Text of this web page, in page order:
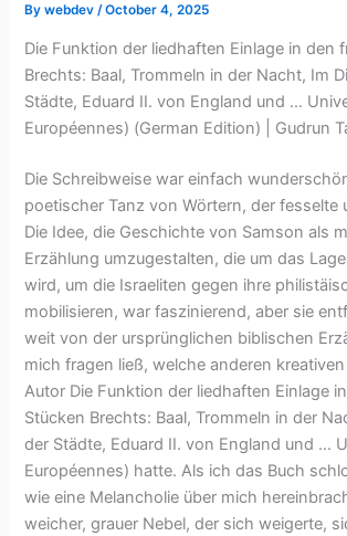
Bywebdev /October 4, 2025
Die Funktion der liedhaften Einlage in den
Brechts: Baal, Trommeln in der Nacht, Im
Städte, Eduard II. von England und …
Européennes) (German Edition) | Gudrun
Die Schreibweise war einfach
poetischer Tanz von Wörtern, der fesselte
Die Idee, die Geschichte von Samson als
Erzählung umzugestalten, die um das
wird, um die Israeliten gegen ihre
mobilisieren, war faszinierend, aber sie
weit von der ursprünglichen biblischen
mich fragen ließ, welche anderen
Autor Die Funktion der liedhaften Einlage
Stücken Brechts: Baal, Trommeln in der
der Städte, Eduard II. von England und …
Européennes) hatte. Als ich das Buch
wie eine Melancholie über mich
weicher, grauer Nebel, der sich weigerte,